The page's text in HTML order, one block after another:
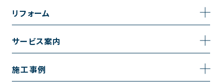
事業内容
採用情報
リフォーム
トイレのリフォーム
サービス案内
サービスの流れ
施工事例